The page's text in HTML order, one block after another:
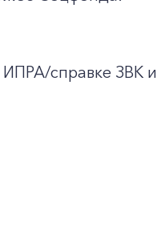
справке ЗВК и